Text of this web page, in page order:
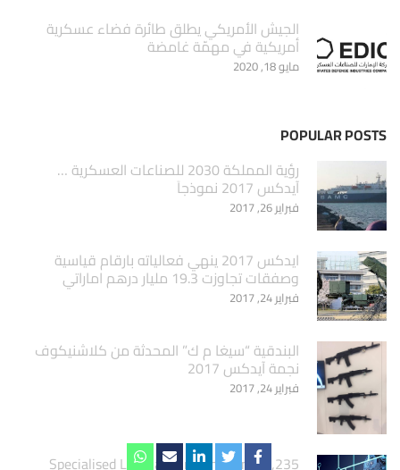
الجيش الأمريكي يطلق طائرة فضاء عسكرية
أمريكية في مهمّة غامضة
مايو 18, 2020
POPULAR POSTS
‏رؤية المملكة 2030 للصناعات العسكرية …
آيدكس 2017 نموذجاَ
فبراير 26, 2017
ايدكس 2017 ينهي فعالياته بارقام قياسية
وصفقات تجاوزت 19.3 مليار درهم اماراتي
فبراير 24, 2017
البندقية “سيغا م ك” المحدثة من كلاشنيكوف
نجمة آيدكس 2017
فبراير 24, 2017
1,235 Specialised Local and International